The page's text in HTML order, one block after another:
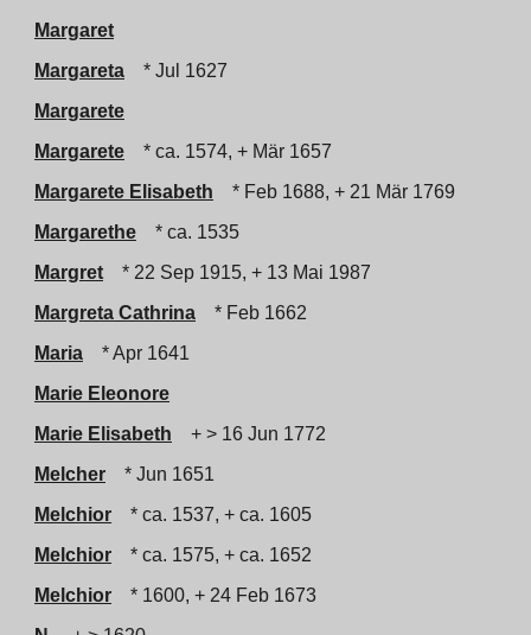
Margaret
Margareta
* Jul 1627
Margarete
Margarete
* ca. 1574, + Mär 1657
Margarete Elisabeth
* Feb 1688, + 21 Mär 1769
Margarethe
* ca. 1535
Margret
* 22 Sep 1915, + 13 Mai 1987
Margreta Cathrina
* Feb 1662
Maria
* Apr 1641
Marie Eleonore
Marie Elisabeth
+ > 16 Jun 1772
Melcher
* Jun 1651
Melchior
* ca. 1537, + ca. 1605
Melchior
* ca. 1575, + ca. 1652
Melchior
* 1600, + 24 Feb 1673